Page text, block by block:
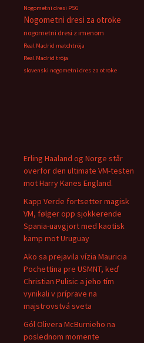
Nogometni dresi PSG
Nogometni dresi za otroke
nogometni dresi z imenom
Real Madrid matchtröja
Real Madrid tröja
slovenski nogometni dres za otroke
Erling Haaland og Norge står
overfor den ultimate VM-testen
mot Harry Kanes England.
Kapp Verde fortsetter magisk
VM, følger opp sjokkerende
Spania-uavgjort med kaotisk
kamp mot Uruguay
Ako sa prejavila vízia Mauricia
Pochettina pre USMNT, keď
Christian Pulisic a jeho tím
vynikali v príprave na
majstrovstvá sveta
Gól Olivera McBurnieho na
poslednom momente